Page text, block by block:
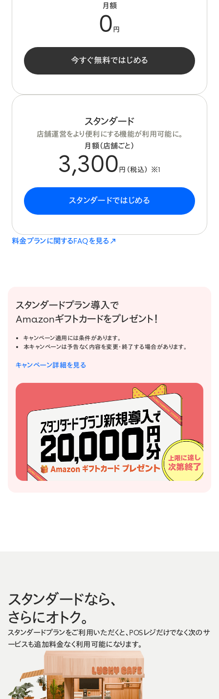
月額
0円
今すぐ無料ではじめる
スタンダード
店舗運営をより便利にする機能が利用可能に。
月額（店舗ごと）
3,300円（税込） ※1
スタンダードではじめる
料金プランに関するFAQを見る
スタンダードプラン導入で
Amazonギフトカードをプレゼント！
キャンペーン適用には条件があります。
本キャンペーンは予告なく内容を変更・終了する場合があります。
キャンペーン詳細を見る
スタンダードなら、
さらにオトク。
スタンダードプランをご利用いただくと、POSレジだけでなく次のサ
ービスも追加料金なく利用可能になります。